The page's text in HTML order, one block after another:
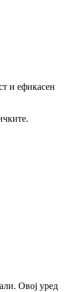
и ефикасен
Овој уред